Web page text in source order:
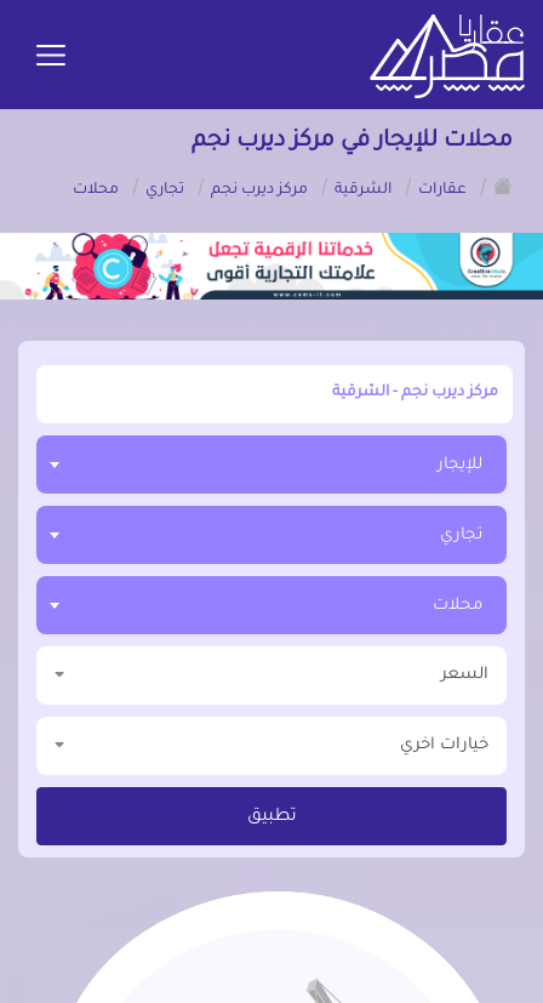
محلات للإيجار في مركز ديرب نجم
/
عقارات / الشرقية / مركز ديرب نجم / تجاري / محلات
أبحث عن مدينة, محافظة, حي
للإيجار
تجاري
محلات
السعر
خيارات اخري
تطبيق